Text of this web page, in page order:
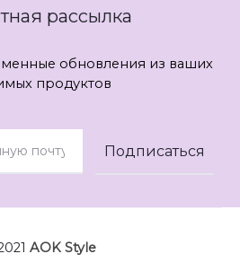
рассылка
обновления из ваших
продуктов
AOK Style